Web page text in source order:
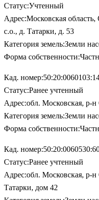
Статус:Учтенный
Адрес:Московская
с.о., д. Татарки, д. 53
Категория земель:Земли
Форма
Кад.
Статус:Ранее учтенный
Адрес:обл. Московская, р-
Категория земель:Земли
Форма
Кад.
Статус:Ранее учтенный
Адрес:обл. Московская, р-
Татарки, дом 42